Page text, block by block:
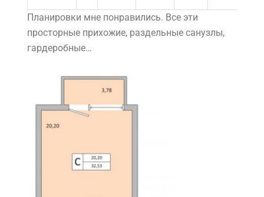
Планировки мне понравились. Все эти
просторные прихожие, раздельные санузлы,
гардеробные…